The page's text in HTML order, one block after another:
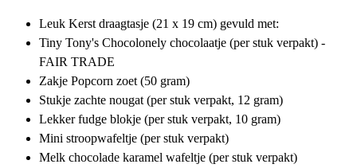
Leuk Kerst draagtasje (21 x 19 cm) gevuld met:
Tiny Tony's Chocolonely chocolaatje (per stuk verpakt) -
FAIR TRADE
Zakje Popcorn zoet (50 gram)
Stukje zachte nougat (per stuk verpakt, 12 gram)
Lekker fudge blokje (per stuk verpakt, 10 gram)
Mini stroopwafeltje (per stuk verpakt)
Melk chocolade karamel wafeltje (per stuk verpakt)